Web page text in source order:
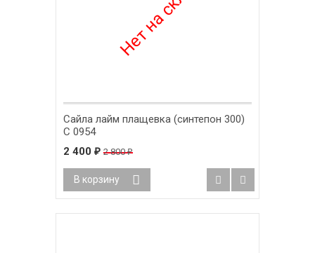
Сайла лайм плащевка (синтепон 300)
С 0954
2 400 ₽ 2 800₽
В корзину